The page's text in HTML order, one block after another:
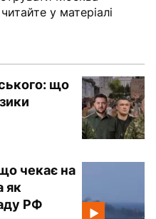
у матеріалі
чекає на
як
РФ
що